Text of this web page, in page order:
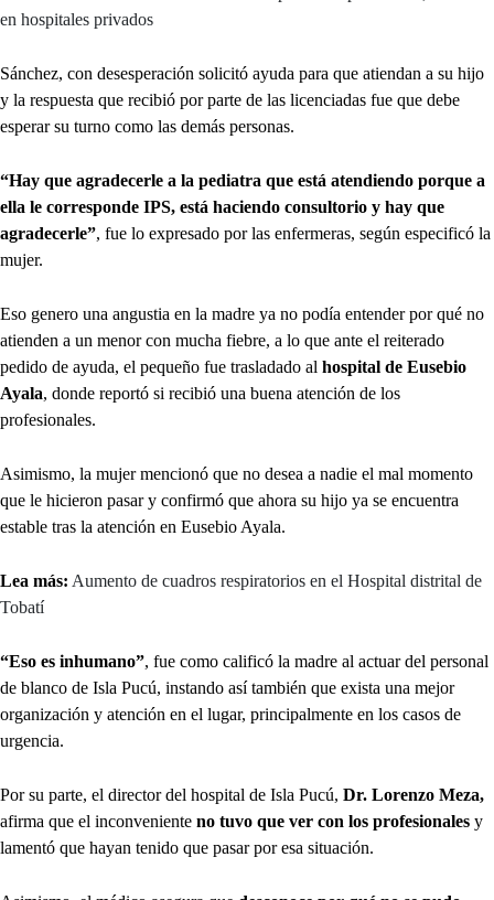
en hospitales privados
Sánchez, con desesperación solicitó ayuda para que atiendan a su hijo
y la respuesta que recibió por parte de las licenciadas fue que debe
esperar su turno como las demás personas.
“Hay que agradecerle a la pediatra que está atendiendo porque a
ella le corresponde IPS, está haciendo consultorio y hay que
agradecerle”, fue lo expresado por las enfermeras, según especificó la
mujer.
Eso genero una angustia en la madre ya no podía entender por qué no
atienden a un menor con mucha fiebre, a lo que ante el reiterado
pedido de ayuda, el pequeño fue trasladado al hospital de Eusebio
Ayala, donde reportó si recibió una buena atención de los
profesionales.
Asimismo, la mujer mencionó que no desea a nadie el mal momento
que le hicieron pasar y confirmó que ahora su hijo ya se encuentra
estable tras la atención en Eusebio Ayala.
Lea más: Aumento de cuadros respiratorios en el Hospital distrital de
Tobatí
“Eso es inhumano”, fue como calificó la madre al actuar del personal
de blanco de Isla Pucú, instando así también que exista una mejor
organización y atención en el lugar, principalmente en los casos de
urgencia.
Por su parte, el director del hospital de Isla Pucú, Dr. Lorenzo Meza,
afirma que el inconveniente no tuvo que ver con los profesionales y
lamentó que hayan tenido que pasar por esa situación.